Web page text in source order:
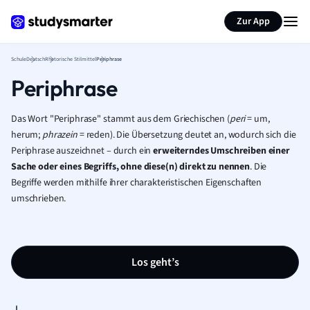
Zur App
SchuleDeutschRhetorische StilmittelPeriphrase
Periphrase
Das Wort "Periphrase" stammt aus dem Griechischen (peri= um,
herum;phrazein= reden). Die Übersetzung deutet an, wodurch sich die
Periphrase auszeichnet – durch einerweiterndes Umschreiben einer
Sache oder eines Begriffs, ohne diese(n) direkt zu nennen. Die
Begriffe werden mithilfe ihrer charakteristischen Eigenschaften
umschrieben.
Los geht’s
Seite zusammenfassen